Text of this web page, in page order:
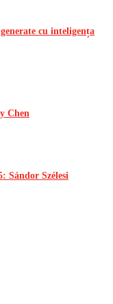
cu inteligența
Chen
Sándor Szélesi